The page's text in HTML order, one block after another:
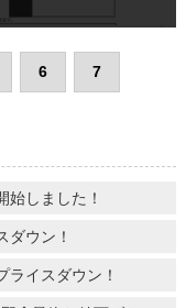
6 7
しました！
ウン！
イスダウン！